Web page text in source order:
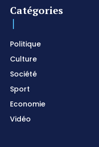
Catégories
Politique
Culture
Société
Sport
Economie
Vidéo